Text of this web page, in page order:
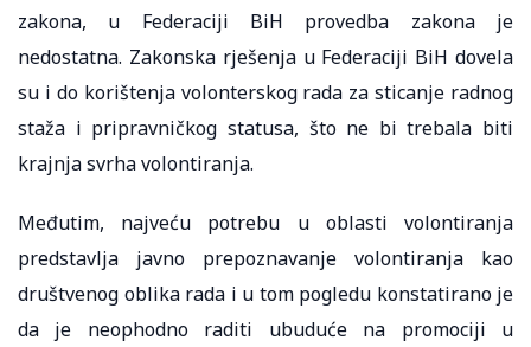
zakona, u Federaciji BiH provedba zakona je
nedostatna. Zakonska rješenja u Federaciji BiH dovela
su i do korištenja volonterskog rada za sticanje radnog
staža i pripravničkog statusa, što ne bi trebala biti
krajnja svrha volontiranja.
Međutim, najveću potrebu u oblasti volontiranja
predstavlja javno prepoznavanje volontiranja kao
društvenog oblika rada i u tom pogledu konstatirano je
da je neophodno raditi ubuduće na promociji u